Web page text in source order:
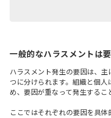
一般的なハラスメントは
ハラスメント発生の要因は、主
つに分けられます。組織と個人
め、要因が重なって発生するこ
ここではそれぞれの要因を具体